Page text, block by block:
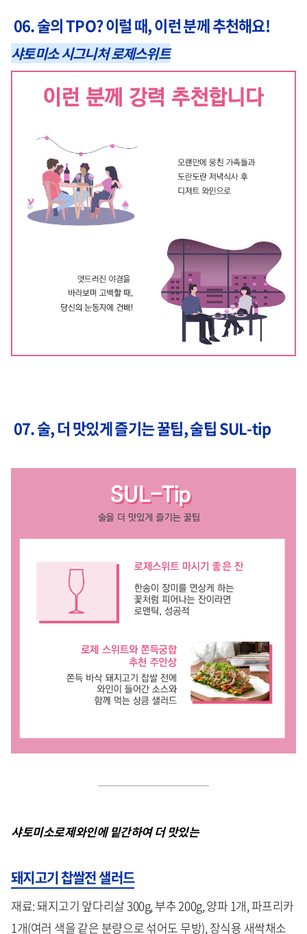
06. 술의 TPO? 이럴 때, 이런 분께 추천해요!
샤토미소 시그니처 로제스위트
07. 술, 더 맛있게 즐기는 꿀팁, 술팁 SUL-tip
샤토미소로제와인에 밑간하여 더 맛있는
돼지고기 찹쌀전 샐러드
재료: 돼지고기 앞다리살 300g, 부추 200g, 양파 1개, 파프리카
1개(여러 색을 같은 분량으로 섞어도 무방), 장식용 새싹채소